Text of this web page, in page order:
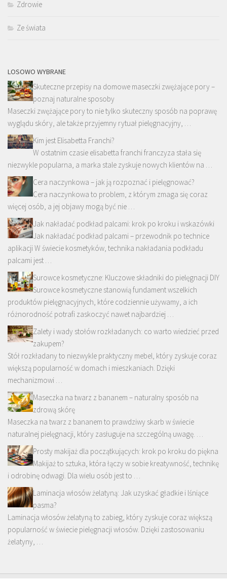
Zdrowie
Ze świata
LOSOWO WYBRANE
Skuteczne przepisy na domowe maseczki zwężające pory –
poznaj naturalne sposoby
Maseczki zwężające pory to nie tylko skuteczny sposób na poprawę
wyglądu skóry, ale także przyjemny rytuał pielęgnacyjny, …
Kim jest Elisabetta Franchi?
W ostatnim czasie elisabetta franchi franczyza stała się
niezwykle popularna, a marka stale zyskuje nowych klientów na …
Cera naczynkowa – jak ją rozpoznać i pielęgnować?
Cera naczynkowa to problem, z którym zmaga się coraz
więcej osób, a jej objawy mogą być nie …
Jak nakładać podkład palcami: krok po kroku i wskazówki
Jak nakładać podkład palcami – przewodnik po technice
aplikacji W świecie kosmetyków, technika nakładania podkładu
palcami jest …
Surowce kosmetyczne: Kluczowe składniki do pielęgnacji DIY
Surowce kosmetyczne stanowią fundament wszelkich
produktów pielęgnacyjnych, które codziennie używamy, a ich
różnorodność potrafi zaskoczyć nawet najbardziej …
Zalety i wady stołów rozkładanych: co warto wiedzieć przed
zakupem?
Stół rozkładany to niezwykle praktyczny mebel, który zyskuje coraz
większą popularność w domach i mieszkaniach. Dzięki
mechanizmowi …
Maseczka na twarz z bananem – naturalny sposób na
zdrową skórę
Maseczka na twarz z bananem to prawdziwy skarb w świecie
naturalnej pielęgnacji, który zasługuje na szczególną uwagę. …
Prosty makijaż dla początkujących: krok po kroku do piękna
Makijaż to sztuka, która łączy w sobie kreatywność, technikę
i odrobinę odwagi. Dla wielu osób jest to …
Laminacja włosów żelatyną: Jak uzyskać gładkie i lśniące
pasma?
Laminacja włosów żelatyną to zabieg, który zyskuje coraz większą
popularność w świecie pielęgnacji włosów. Dzięki zastosowaniu
żelatyny, …